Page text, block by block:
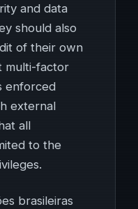
and data
should also
of their own
multi-factor
enforced
external
all
to the
brasileiras